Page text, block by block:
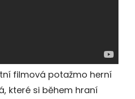
filmová potažmo herní
které si během hraní